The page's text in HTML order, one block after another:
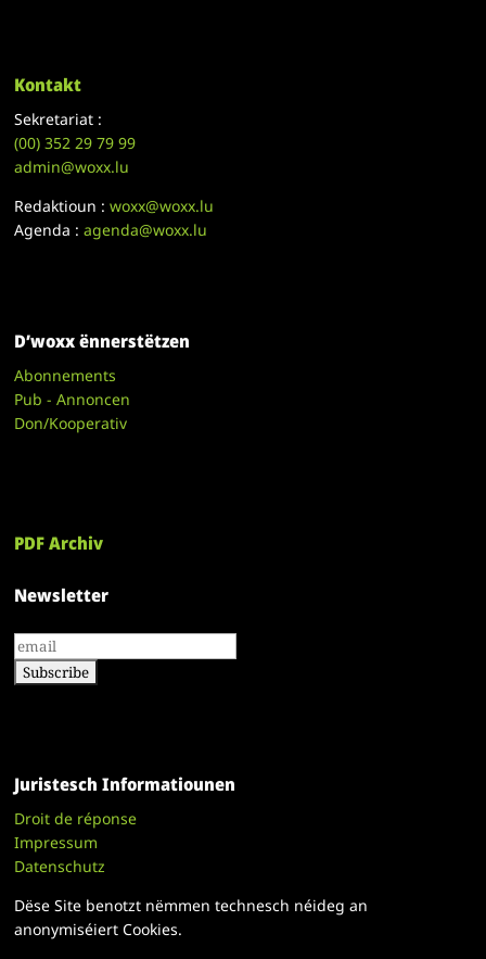
Kontakt
Sekretariat :
(00)352 29 79 99
admin@woxx.lu
Redaktioun :woxx@woxx.lu
Agenda :agenda@woxx.lu
D’woxx ënnerstëtzen
Abonnements
Pub - Annoncen
Don/Kooperativ
PDF Archiv
Newsletter
Juristesch Informatiounen
Droit de réponse
Impressum
Datenschutz
Dëse Site benotzt nëmmen technesch néideg an
anonymiséiert Cookies.